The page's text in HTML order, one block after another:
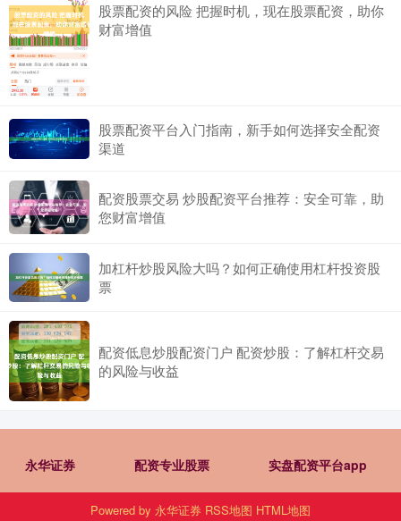
股票配资的风险 把握时机，现在股票配资，助你
财富增值
股票配资平台入门指南，新手如何选择安全配资
渠道
配资股票交易 炒股配资平台推荐：安全可靠，助
您财富增值
加杠杆炒股风险大吗？如何正确使用杠杆投资股
票
配资低息炒股配资门户 配资炒股：了解杠杆交易
的风险与收益
永华证券 配资专业股票 实盘配资平台app
Powered by 永华证券 RSS地图 HTML地图